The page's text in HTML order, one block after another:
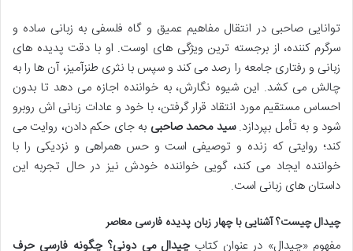
توانایی صاحبی در انتقال مفاهیم عمیق و گاه فلسفی به زبانی ساده و
سرگرم کننده، از برجسته ترین ویژگی های اوست. او با دقت پدیده های
زبانی و رفتاری جامعه را رصد می کند و سپس با نثری طنزآمیز، آن ها را به
چالش می کشد. این شیوه نگارش، به خواننده اجازه می دهد تا بدون
احساس مستقیم مورد انتقاد قرار گرفتن، با خود و عادات زبانی اش روبرو
شود و به تأمل بپردازد.سید محمد صاحبی به جای حکم دادن، روایت می
کند؛ روایتی که زنده و توصیفی است و حس همراهی و نزدیکی را با
خواننده ایجاد می کند، گویی خواننده خودش نیز در حال تجربه این
داستان های زبانی است.
چیدال چیست؟ آشنایی با چهار زبان پدیده فارسی معاصر
مفهوم «چیدال» در عنوان کتابچیدال می دونی؟ چگونه فارسی حرف